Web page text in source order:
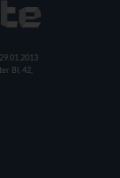
Bl. 42,